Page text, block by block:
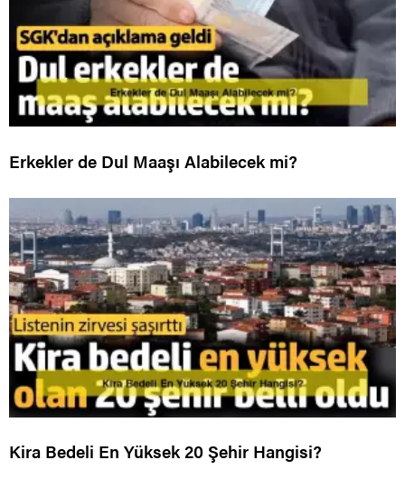
Erkekler de Dul Maaşı Alabilecek mi?
Kira Bedeli En Yüksek 20 Şehir Hangisi?